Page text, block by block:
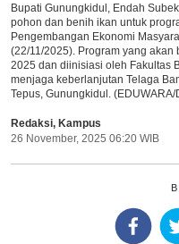
Bupati Gunungkidul, Endah
pohon dan benih ikan untuk
Pengembangan Ekonomi
(22/11/2025). Program yang
2025 dan diinisiasi oleh Fakultas
menjaga keberlanjutan Telaga
Tepus, Gunungkidul. (EDUWARA/
Redaksi, Kampus
26 November, 2025 06:20 WIB